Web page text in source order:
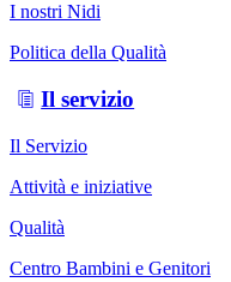
I nostri Nidi
Politica della Qualità
Il servizio
Il Servizio
Attività e iniziative
Qualità
Centro Bambini e Genitori